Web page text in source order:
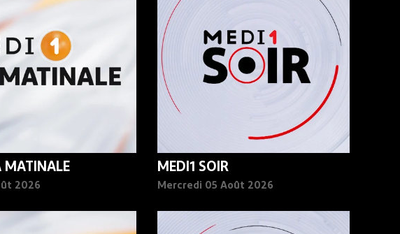
MATINALE
2026
MEDI1 SOIR
Mercredi 05 Août 2026